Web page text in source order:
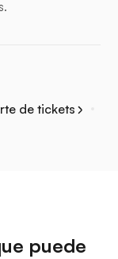
de tickets
puede